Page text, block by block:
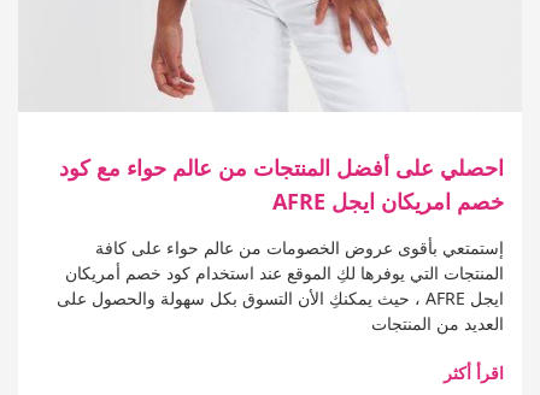
احصلي على أفضل المنتجات من عالم حواء مع كود
خصم امريكان ايجل AFRE
إستمتعي بأقوى عروض الخصومات من عالم حواء على كافة
المنتجات التي يوفرها لكِ الموقع عند استخدام كود خصم أمريكان
ايجل AFRE ، حيث يمكنكِ الأن التسوق بكل سهولة والحصول على
العديد من المنتجات
اقرأ أكثر